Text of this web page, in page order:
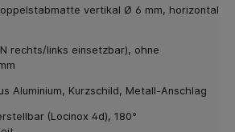
vertikal Ø 6 mm, horizontal
rechts/links einsetzbar), ohne
Aluminium, Kurzschild, Metall-Anschlag
(Locinox 4d), 180°